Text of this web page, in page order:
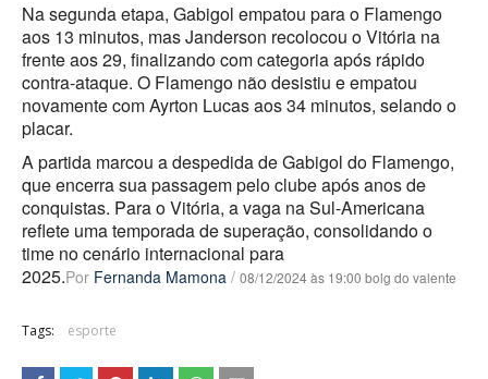
Na segunda etapa, Gabigol empatou para o Flamengo
aos 13 minutos, mas Janderson recolocou o Vitória na
frente aos 29, finalizando com categoria após rápido
contra-ataque. O Flamengo não desistiu e empatou
novamente com Ayrton Lucas aos 34 minutos, selando o
placar.
A partida marcou a despedida de Gabigol do Flamengo,
que encerra sua passagem pelo clube após anos de
conquistas. Para o Vitória, a vaga na Sul-Americana
reflete uma temporada de superação, consolidando o
time no cenário internacional para
2025.Por Fernanda Mamona / 08/12/2024 às 19:00 bolg do valente
Tags: esporte